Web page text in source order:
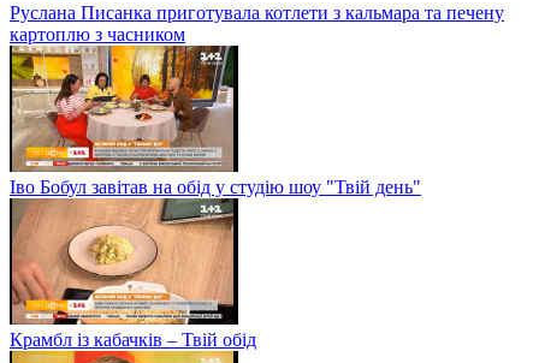
Руслана Писанка приготувала котлети з кальмара та печену
картоплю з часником
Іво Бобул завітав на обід у студію шоу "Твій день"
Крамбл із кабачків – Твій обід